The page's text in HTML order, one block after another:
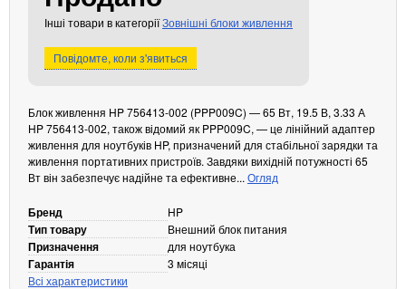
Кабелі та роз'єми
Аксесуари
Павербанки
Кабелі, роз'єми, перехідники
Аксесуари для ноутбуків
Зовнішні блоки живлення
Периферійні пристрої
Монітори
Інші товари в категоріїЗовнішні блоки живлення
Повідомте, коли з'явиться
Блок живлення HP 756413-002 (PPP009C) — 65 Вт, 19.5 В, 3.33 А
HP 756413-002, також відомий як PPP009C, — це лінійний адаптер
живлення для ноутбуків HP, призначений для стабільної зарядки та
живлення портативних пристроїв. Завдяки вихідній потужності 65
Вт він забезпечує надійне та ефективне... Огляд
Бренд HP
Тип товару Внешний блок питания
Призначення для ноутбука
Гарантія
3 місяці
Всі характеристики